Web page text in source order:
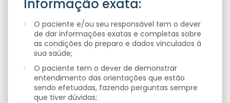
Informação exata:
O paciente e/ou seu responsável tem o dever
de dar informações exatas e completas sobre
as condições do preparo e dados vinculados à
sua saúde;
O paciente tem o dever de demonstrar
entendimento das orientações que estão
sendo efetuadas, fazendo perguntas sempre
que tiver dúvidas;